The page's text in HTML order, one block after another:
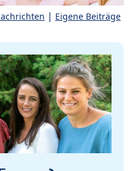
| Eigene Beiträge